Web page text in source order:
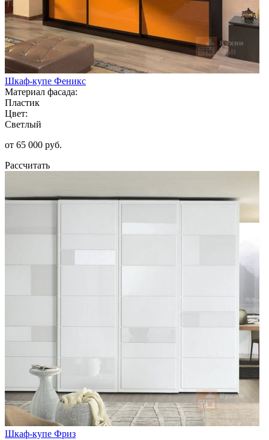
Шкаф-купе Феникс
Материал фасада:
Пластик
Цвет:
Светлый
от 65 000 руб.
Рассчитать
Шкаф-купе Фриз